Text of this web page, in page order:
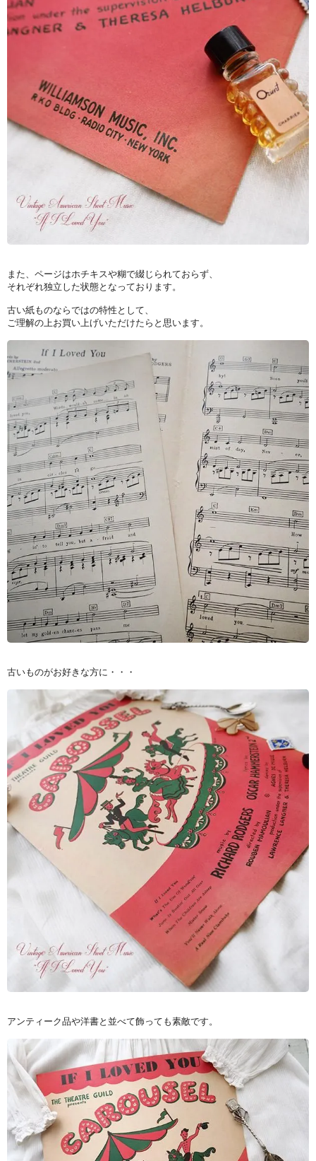
また、ページはホチキスや糊で綴じられておらず、
それぞれ独立した状態となっております。
古い紙ものならではの特性として、
ご理解の上お買い上げいただけたらと思います。
古いものがお好きな方に・・・
アンティーク品や洋書と並べて飾っても素敵です。